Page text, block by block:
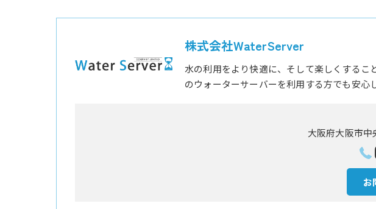
株式会社WaterServer
水の利用をより快適に、そして楽しくするこ
のウォーターサーバーを利用する方でも安心
大阪府大阪市中
お